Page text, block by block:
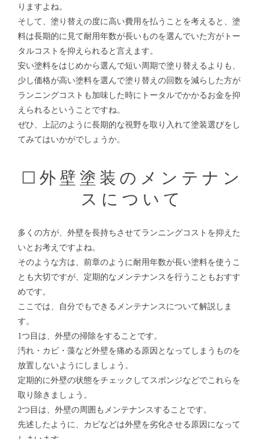
りますよね。
そして、塗り替えの度に高い費用を払うことを考えると、塗
料は長期的に見て耐用年数が長いものを選んでいた方がトー
タルコストを抑えられると言えます。
安い塗料をはじめから選んで短い周期で塗り替えるよりも、
少し価格が高い塗料を選んで塗り替えの回数を減らした方が
ランニングコストも加味した時にトータルでかかるお金を抑
えられるということですね。
ぜひ、上記のように長期的な視野を取り入れて塗装選びをし
てみてはいかがでしょうか。
☐外壁塗装のメンテナン
スについて
多くの方が、外壁を長持ちさせてランニングコストを抑えた
いとお考えですよね。
そのような方は、前章のように耐用年数が長い塗料を使うこ
とも大切ですが、定期的なメンテナンスを行うこともおすす
めです。
ここでは、自分でもできるメンテナンスについて解説しま
す。
1つ目は、外壁の掃除をすることです。
汚れ・カビ・藻など外壁を痛める原因となってしまうものを
放置しないようにしましょう。
定期的に外壁の状態をチェックしてスポンジなどでこれらを
取り除きましょう。
2つ目は、外壁の周囲もメンテナンスすることです。
先述したように、カビなどは外壁を劣化させる原因になって